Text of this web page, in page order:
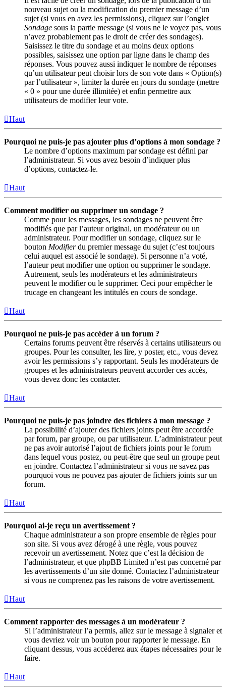
nouveau sujet ou la modification du premier message d’un
sujet (si vous en avez les permissions), cliquez sur l’onglet
Sondage sous la partie message (si vous ne le voyez pas, vous
n’avez probablement pas le droit de créer des sondages).
Saisissez le titre du sondage et au moins deux options
possibles, saisissez une option par ligne dans le champ des
réponses. Vous pouvez aussi indiquer le nombre de réponses
qu’un utilisateur peut choisir lors de son vote dans « Option(s)
par l’utilisateur », limiter la durée en jours du sondage (mettre
« 0 » pour une durée illimitée) et enfin permettre aux
utilisateurs de modifier leur vote.
Haut
Pourquoi ne puis-je pas ajouter plus d’options à mon sondage ?
Le nombre d’options maximum par sondage est défini par
l’administrateur. Si vous avez besoin d’indiquer plus
d’options, contactez-le.
Haut
Comment modifier ou supprimer un sondage ?
Comme pour les messages, les sondages ne peuvent être
modifiés que par l’auteur original, un modérateur ou un
administrateur. Pour modifier un sondage, cliquez sur le
bouton Modifierdu premier message du sujet (c’est toujours
celui auquel est associé le sondage). Si personne n’a voté,
l’auteur peut modifier une option ou supprimer le sondage.
Autrement, seuls les modérateurs et les administrateurs
peuvent le modifier ou le supprimer. Ceci pour empêcher le
trucage en changeant les intitulés en cours de sondage.
Haut
Pourquoi ne puis-je pas accéder à un forum ?
Certains forums peuvent être réservés à certains utilisateurs ou
groupes. Pour les consulter, les lire, y poster, etc., vous devez
avoir les permissions s’y rapportant. Seuls les modérateurs de
groupes et les administrateurs peuvent accorder ces accès,
vous devez donc les contacter.
Haut
Pourquoi ne puis-je pas joindre des fichiers à mon message ?
La possibilité d’ajouter des fichiers joints peut être accordée
par forum, par groupe, ou par utilisateur. L’administrateur peut
ne pas avoir autorisé l’ajout de fichiers joints pour le forum
dans lequel vous postez, ou peut-être que seul un groupe peut
en joindre. Contactez l’administrateur si vous ne savez pas
pourquoi vous ne pouvez pas ajouter de fichiers joints sur un
forum.
Haut
Pourquoi ai-je reçu un avertissement ?
Chaque administrateur a son propre ensemble de règles pour
son site. Si vous avez dérogé à une règle, vous pouvez
recevoir un avertissement. Notez que c’est la décision de
l’administrateur, et que phpBB Limited n’est pas concerné par
les avertissements d’un site donné. Contactez l’administrateur
si vous ne comprenez pas les raisons de votre avertissement.
Haut
Comment rapporter des messages à un modérateur ?
Si l’administrateur l’a permis, allez sur le message à signaler et
vous devriez voir un bouton pour rapporter le message. En
cliquant dessus, vous accéderez aux étapes nécessaires pour le
faire.
Haut